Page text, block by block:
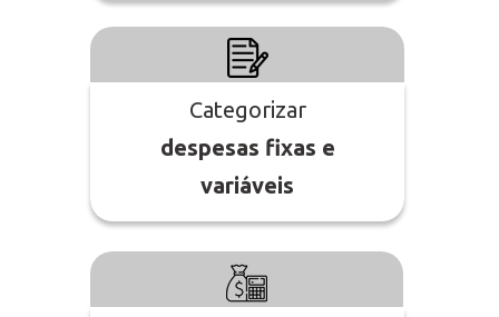
Categorizar
despesas fixas e
variáveis